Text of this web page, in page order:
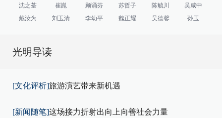
沈之荃 崔崑 顾诵芬 苏哲子 陈毓川
吴咸中
戴汝为
刘玉清 李幼平 魏正耀 吴德馨 孙玉
光明导读
[文化评析]旅游演艺带来新机遇
[新闻随笔]这场接力折射出向上向善社会力量